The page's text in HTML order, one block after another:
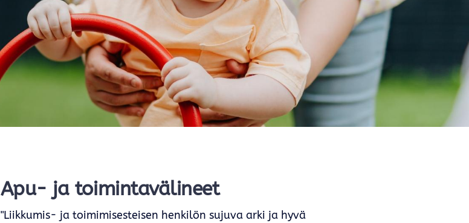
Apu- ja toimintavälineet
"Liikkumis- ja toimimisesteisen henkilön sujuva arki ja hyvä